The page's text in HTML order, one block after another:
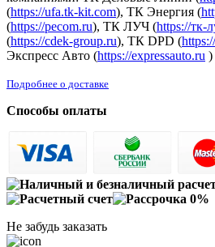
(https://ufa.tk-kit.com), ТК Энергия (
(https://pecom.ru), ТК ЛУЧ (https://тк-
(https://cdek-group.ru), ТК DPD (
Экспресс Авто (https://expressauto.ru )
Подробнее о доставке
Способы оплаты
Не забудь заказать